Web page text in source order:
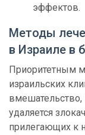
эффектов.
Методы
в Израиле в
Приоритетным
израильских
вмешательство,
удаляется
прилегающих к